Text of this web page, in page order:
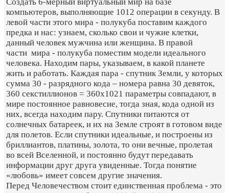
компьютеров, выполняющие 1012 операции в секунду. В
левой части этого мира - полукуба поставим каждого
предка и нас: узнаем, сколько свои и чужие клетки,
данный человек мужчина или женщина. В правой
части мира - полукуба поместим модели идеального
человека. Находим пары, указываем, в какой планете
жить и работать. Каждая пара - спутник Земли, у которых
сумма 30 - разрядного кода – номера равна 30 девяток,
360 секстиллионов = 360х1021 параметры совпадают, в
мире постоянное равновесие, тогда зная, кода одной из
них, всегда находим пару. Спутники питаются от
солнечных батареек, и их на Земле строят в готовом виде
для полетов. Если спутники идеальные, и построены из
бриллиантов, платины, золота, то они вечные, пролетая
во всей Вселенной, и постоянно будут передавать
информации друг друга увиденные. Тогда понятие
«любовь» имеет совсем другие значения.
Перед Человечеством стоит единственная проблема - это